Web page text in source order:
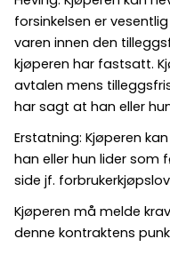
forsinkelsen er
varen innen den
kjøperen har fastsatt.
avtalen mens
har sagt at han eller
Erstatning: Kjøperen
han eller hun lider som
side jf.
Kjøperen må melde
denne kontraktens punkt